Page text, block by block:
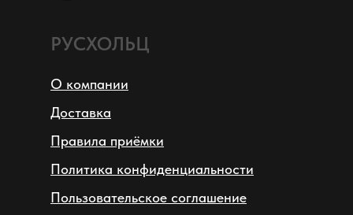
РУСХОЛЬЦ
О компании
Доставка
Правила приёмки
Политика конфиденциальности
Пользовательское соглашение